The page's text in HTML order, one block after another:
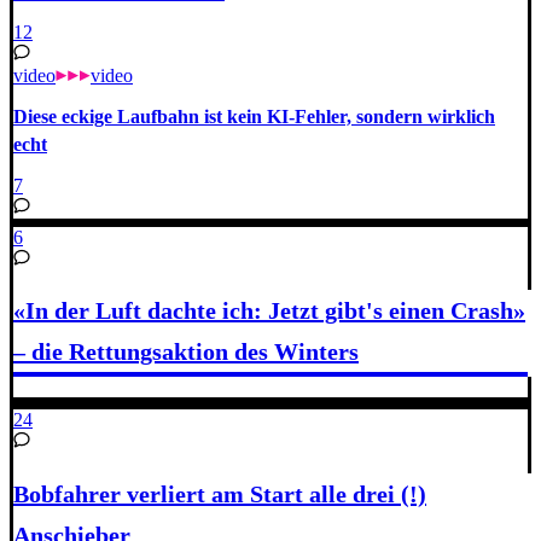
12
video video
Diese eckige Laufbahn ist kein KI-Fehler, sondern wirklich
echt
7
6
«In der Luft dachte ich: Jetzt gibt's einen Crash»
– die Rettungsaktion des Winters
24
Bobfahrer verliert am Start alle drei (!)
Anschieber